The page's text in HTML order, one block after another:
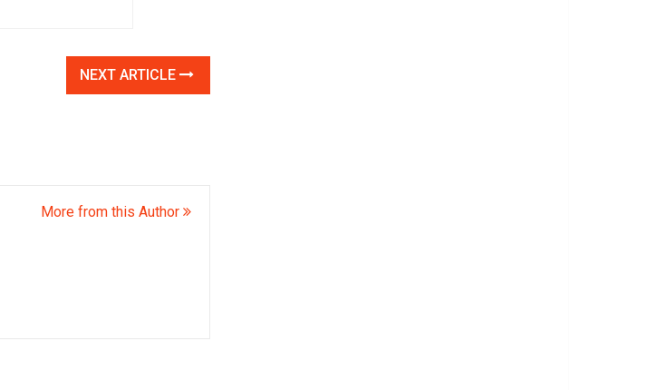
NEXT ARTICLE
More from this Author